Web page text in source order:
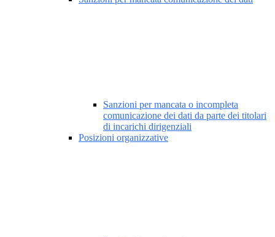
Sanzioni per mancata o incompleta
comunicazione dei dati da parte dei titolari
di incarichi dirigenziali
Posizioni organizzative